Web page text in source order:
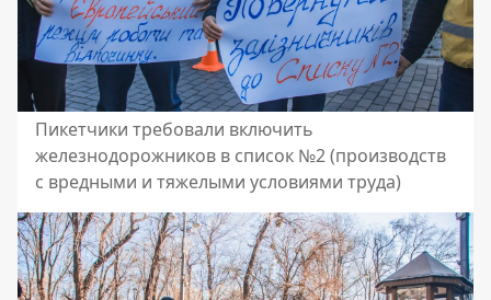
Пикетчики требовали включить
железнодорожников в список №2 (производств
с вредными и тяжелыми условиями труда)